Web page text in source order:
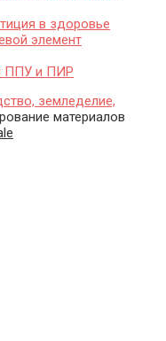
в здоровье
элемент
ППУ и ПИР
земледелие,
материалов